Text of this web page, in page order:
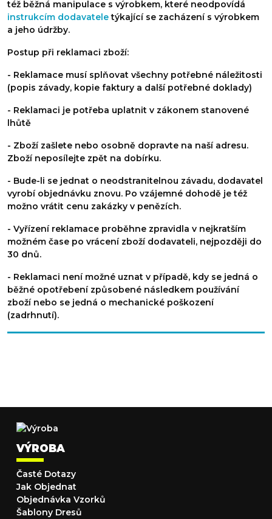
též běžná manipulace s výrobkem, které neodpovídá
instrukcím dodavateletýkající se zacházení s výrobkem
a jeho údržby.
Postup při reklamaci zboží:
- Reklamace musí splňovat všechny potřebné náležitosti
(popis závady, kopie faktury a další potřebné doklady)
- Reklamaci je potřeba uplatnit v zákonem stanovené
lhůtě
- Zboží zašlete nebo osobně dopravte na naší adresu.
Zboží neposílejte zpět na dobírku.
- Bude-li se jednat o neodstranitelnou závadu, dodavatel
vyrobí objednávku znovu. Po vzájemné dohodě je též
možno vrátit cenu zakázky v penězích.
- Vyřízení reklamace proběhne zpravidla v nejkratším
možném čase po vrácení zboží dodavateli, nejpozději do
30 dnů.
- Reklamaci není možné uznat v případě, kdy se jedná o
běžné opotřebení způsobené následkem používání
zboží nebo se jedná o mechanické poškození
(zadrhnutí).
VÝROBA
Časté Dotazy
Jak Objednat
Objednávka Vzorků
Šablony Dresů